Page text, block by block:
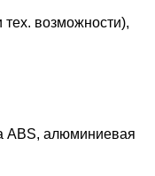
возможности),
ABS, алюминиевая